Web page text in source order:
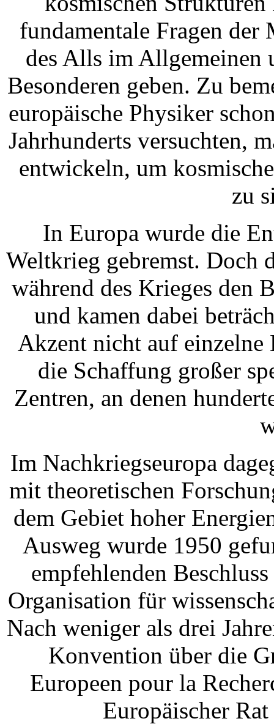
fundamentale Fragen der
des Alls im Allgemeinen
Besonderen geben. Zu
europäische Physiker
Jahrhunderts versuchten,
entwickeln, um
zu
In Europa wurde die
Weltkrieg gebremst. Doch
während des Krieges den
und kamen dabei
Akzent nicht auf einzelne
die Schaffung großer
Zentren, an denen
Im Nachkriegseuropa
mit theoretischen
dem Gebiet hoher
Ausweg wurde 1950
empfehlenden
Organisation für
Nach weniger als drei
Konvention über die
Europeen pour la
Europäischer